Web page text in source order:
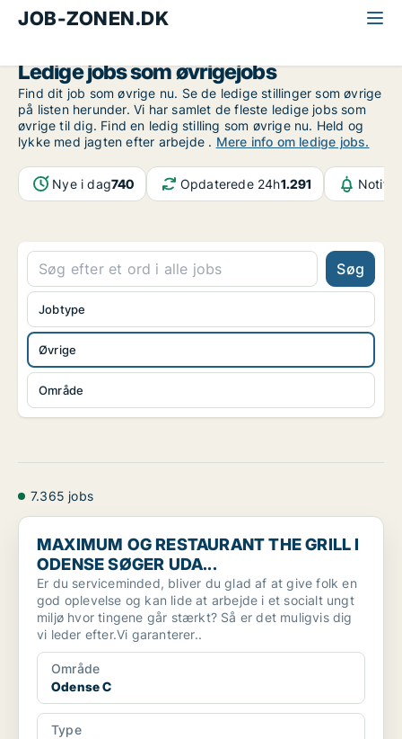
JOB-ZONEN.DK
Ledige jobs som øvrigejobs
Find dit job som øvrige nu. Se de ledige stillinger som øvrige
på listen herunder. Vi har samlet de fleste ledige jobs som
øvrige til dig. Find en ledig stilling som øvrige nu. Held og
lykke med jagten efter arbejde . Mere info om ledige jobs.
Nye i dag740 Opdaterede 24h1.291
Søg
Øvrige
Område
Jobtype
7.365 jobs
MAXIMUM OG RESTAURANT THE GRILL I ODENSE SØGER
MAXIMUM OG RESTAURANT THE GRILL I
ODENSE SØGER UDA...
Er du serviceminded, bliver du glad af at give folk en
god oplevelse og kan lide at arbejde i et socialt ungt
miljø hvor tingene går stærkt? Så er det muligvis dig
vi leder efter.Vi garanterer..
Område
Odense C
Type